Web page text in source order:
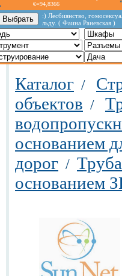
€=94,8366
:) Лесбиянство,
льду. ( Фаина Раневская )
Каталог /
объектов /
основанием
дорог /
основанием